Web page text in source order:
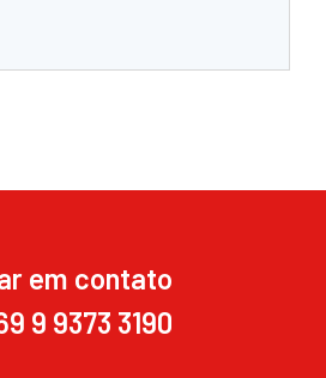
em contato
9 9373 3190